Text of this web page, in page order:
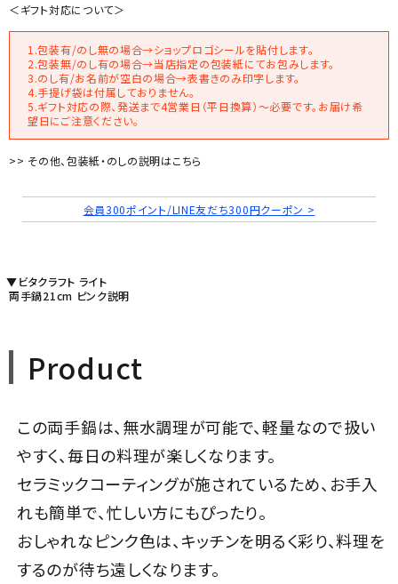
＜ギフト対応について＞
1.包装有/のし無の場合→ショップロゴシールを貼付します。
2.包装無/のし有の場合→当店指定の包装紙にてお包みします。
3.のし有/お名前が空白の場合→表書きのみ印字します。
4.手提げ袋は付属しておりません。
5.ギフト対応の際、発送まで4営業日（平日換算）～必要です。お届け希
望日にご注意ください。
>> その他、包装紙・のしの説明はこちら
会員300ポイント/LINE友だち300円クーポン >
▼ビタクラフト ライト
両手鍋21cm ピンク説明
Product
この両手鍋は、無水調理が可能で、軽量なので扱い
やすく、毎日の料理が楽しくなります。
セラミックコーティングが施されているため、お手入
れも簡単で、忙しい方にもぴったり。
おしゃれなピンク色は、キッチンを明るく彩り、料理を
するのが待ち遠しくなります。